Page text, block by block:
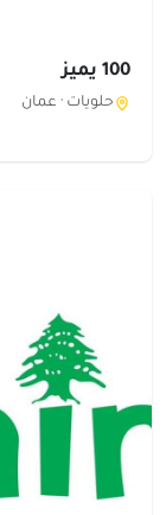
100 يميز
حلويات · عمان